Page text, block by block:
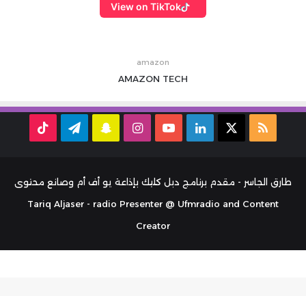
View on TikTok
amazon
AMAZON TECH
ملخص
RSS
لينكدإن ‫YouTubeانستقرامسناب تيلقرام
طارق الجاسر - مقدم برنامج دبل كليك بإذاعة يو أف أم وصانع محتوى
Tariq Aljaser - radio Presenter @ Ufmradio and Content
Creator